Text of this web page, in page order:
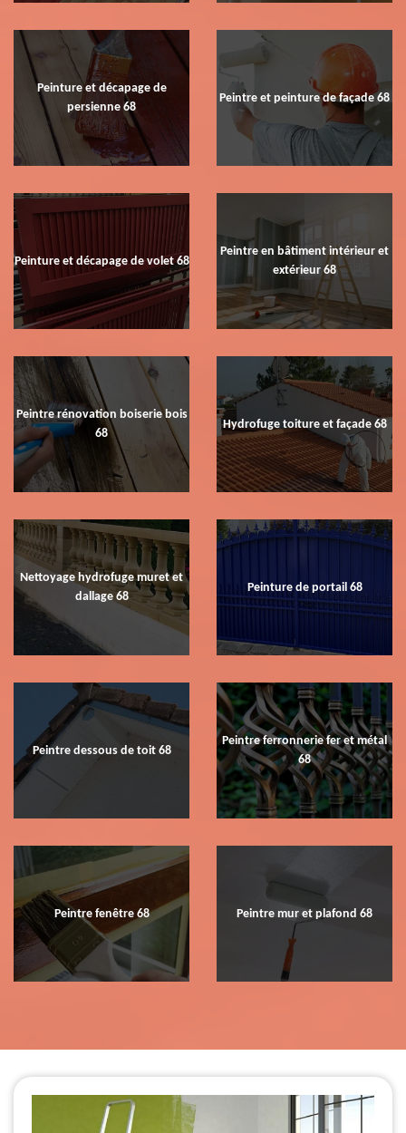
Peinture et décapage de
persienne 68
Peintre et peinture de façade 68
Peinture et décapage de volet 68
Peintre en bâtiment intérieur et
extérieur 68
Peintre rénovation boiserie bois
68
Hydrofuge toiture et façade 68
Nettoyage hydrofuge muret et
dallage 68
Peinture de portail 68
Peintre dessous de toit 68
Peintre ferronnerie fer et métal
68
Peintre fenêtre 68 Peintre mur et plafond 68